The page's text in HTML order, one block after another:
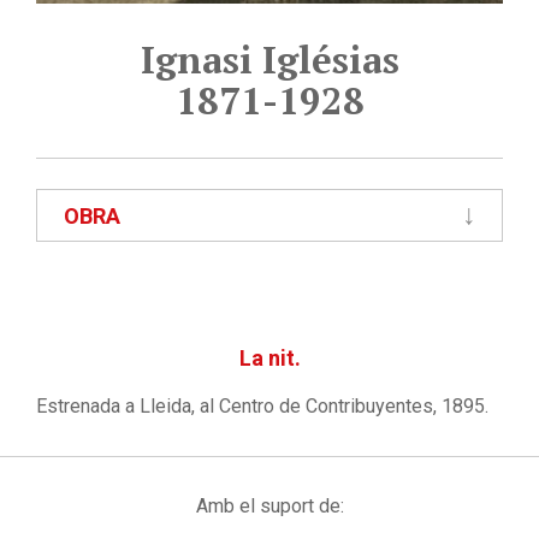
Ignasi Iglésias
1871-1928
OBRA
La nit.
Estrenada a Lleida, al Centro de Contribuyentes, 1895.
Amb el suport de: